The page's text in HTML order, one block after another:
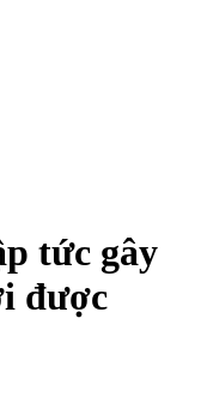
tức gây
được